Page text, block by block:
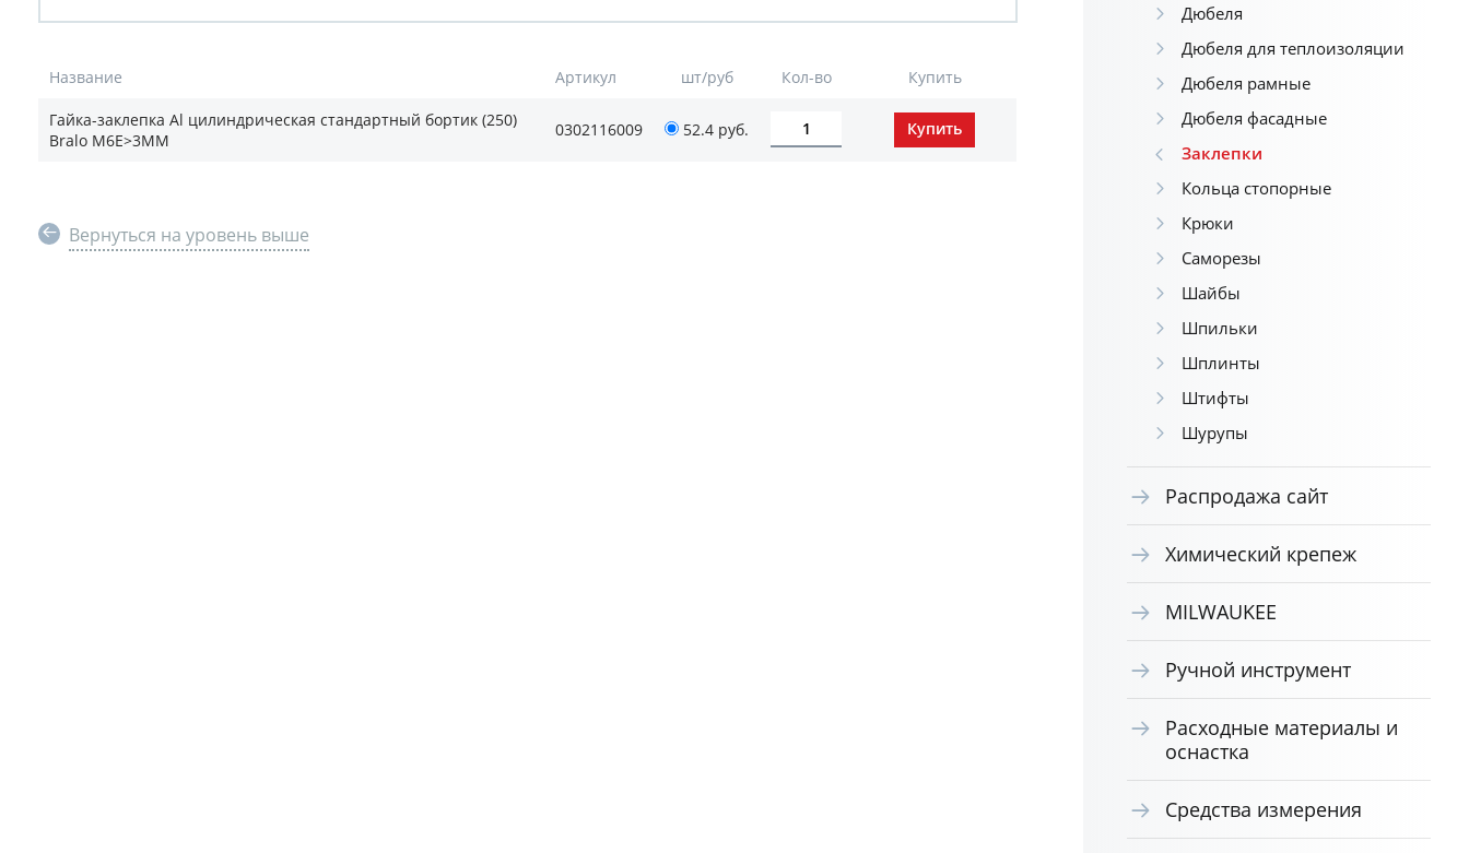
Название Артикул шт/руб Кол-во Купить
Гайка-заклепка Al цилиндрическая стандартный бортик (250)
Bralo M6E>3MM
0302116009 52.4 руб.
Вернуться на уровень выше
Дюбеля
Дюбеля для теплоизоляции
Дюбеля рамные
Дюбеля фасадные
Заклепки
Кольца стопорные
Крюки
Саморезы
Шайбы
Шпильки
Шплинты
Штифты
Шурупы
Распродажа сайт
Химический крепеж
MILWAUKEE
Ручной инструмент
Расходные материалы и
оснастка
Средства измерения